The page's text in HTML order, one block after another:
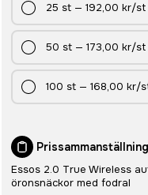
25 st — 192,00 kr/st
50 st — 173,00 kr/st
100 st — 168,00 kr/
Prissammanställning
Essos 2.0 True Wireless
öronsnäckor med fodral